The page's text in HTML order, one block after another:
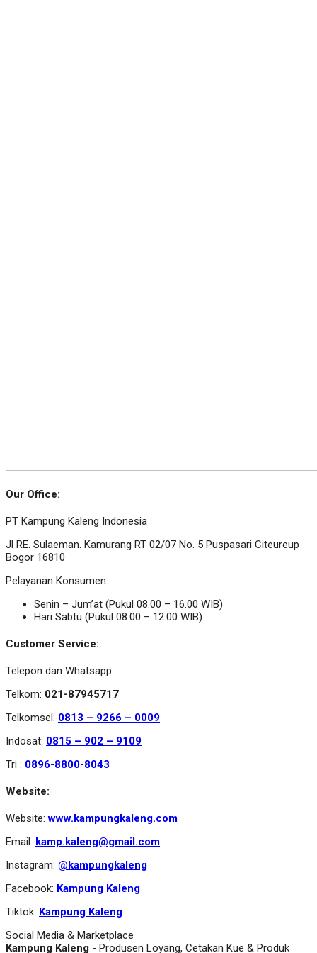
Our Office:
PT Kampung Kaleng Indonesia
Jl RE. Sulaeman. Kamurang RT 02/07 No. 5 Puspasari Citeureup
Bogor 16810
Pelayanan Konsumen:
Senin – Jum’at (Pukul 08.00 – 16.00 WIB)
Hari Sabtu (Pukul 08.00 – 12.00 WIB)
Customer Service:
Telepon dan Whatsapp:
Telkom: 021-87945717
Telkomsel: 0813 – 9266 – 0009
Indosat: 0815 – 902 – 9109
Tri : 0896-8800-8043
Website:
Website:www.kampungkaleng.com
Email: kamp.kaleng@gmail.com
Instagram: @kampungkaleng
Facebook: Kampung Kaleng
Tiktok: Kampung Kaleng
Social Media & Marketplace
Kampung Kaleng - Produsen Loyang, Cetakan Kue & Produk